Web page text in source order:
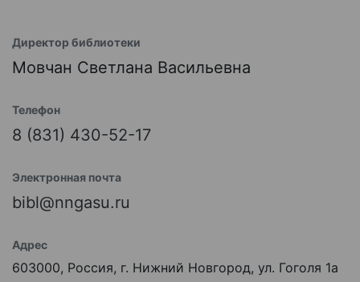
Директор библиотеки
Мовчан Светлана Васильевна
Телефон
8 (831) 430-52-17
Электронная почта
bibl@nngasu.ru
Адрес
603000, Россия, г. Нижний Новгород, ул. Гоголя 1а